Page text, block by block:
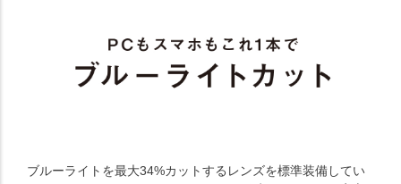
ブルーライトを最大34%カットするレンズを標準装備してい